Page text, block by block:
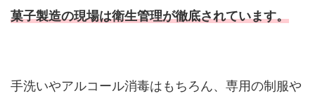
菓子製造の現場は衛生管理が徹底されています。
手洗いやアルコール消毒はもちろん、専用の制服や